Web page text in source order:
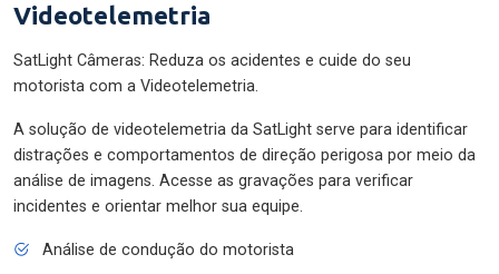
Videotelemetria
SatLight Câmeras: Reduza os acidentes e cuide do seu
motorista com a Videotelemetria.
A solução de videotelemetria da SatLight serve para identificar
distrações e comportamentos de direção perigosa por meio da
análise de imagens. Acesse as gravações para verificar
incidentes e orientar melhor sua equipe.
Análise de condução do motorista